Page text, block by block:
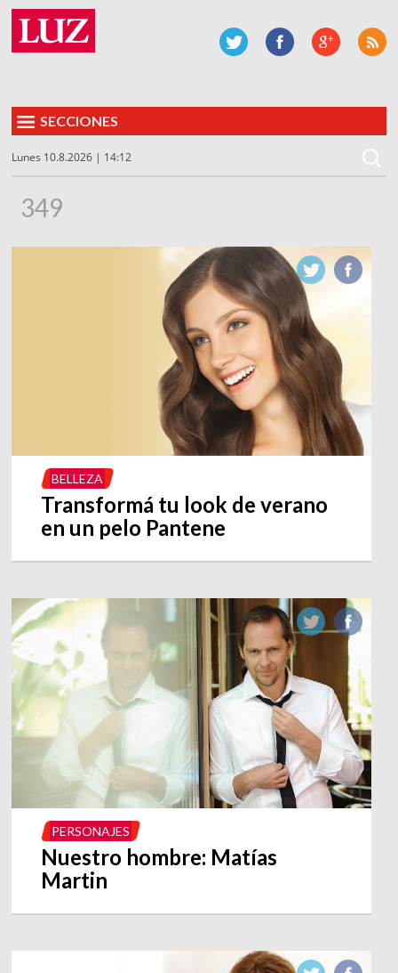
SECCIONES
Lunes 10.8.2026 | 14:12
349
BELLEZA
Transformá tu look de verano
en un pelo Pantene
PERSONAJES
Nuestro hombre: Matías
Martin